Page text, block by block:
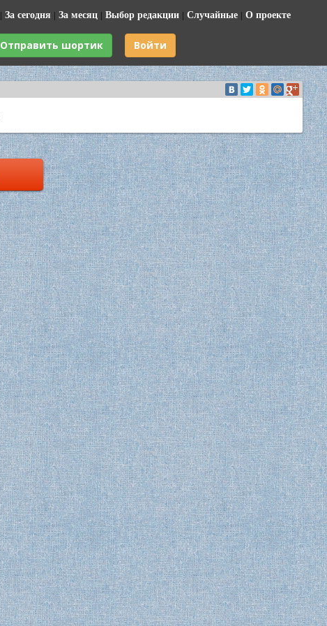
| За сегодня | За месяц | Выбор редакции | Случайные | О проекте
Отправить шортик Войти